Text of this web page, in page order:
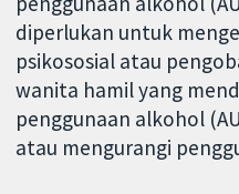
diperlukan untuk
psikososial atau
wanita hamil yang
penggunaan alkohol
atau mengurangi